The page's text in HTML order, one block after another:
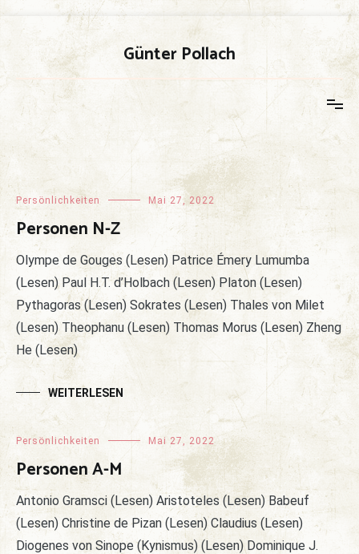
Inhalt
springen
Günter Pollach
Sample
Page
Persönlichkeiten Mai 27, 2022
Personen N-Z
Olympe de Gouges (Lesen) Patrice Émery Lumumba
(Lesen) Paul H.T. d’Holbach (Lesen) Platon (Lesen)
Pythagoras (Lesen) Sokrates (Lesen) Thales von Milet
(Lesen) Theophanu (Lesen) Thomas Morus (Lesen) Zheng
He (Lesen)
WEITERLESEN
Persönlichkeiten Mai 27, 2022
Personen A-M
Antonio Gramsci (Lesen) Aristoteles (Lesen) Babeuf
(Lesen) Christine de Pizan (Lesen) Claudius (Lesen)
Diogenes von Sinope (Kynismus) (Lesen) Dominique J.